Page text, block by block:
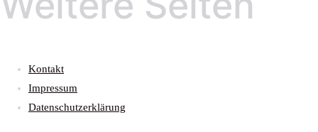
Kontakt
Impressum
Datenschutzerklärung